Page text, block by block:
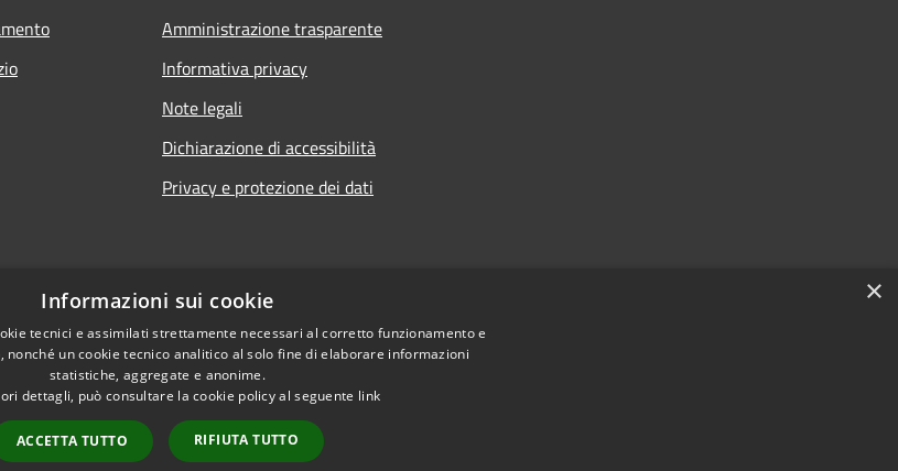
Amministrazione trasparente
Informativa privacy
Note legali
Dichiarazione di accessibilità
Privacy e protezione dei dati
×
Informazioni sui cookie
tecnici e assimilati strettamente necessari al corretto funzionamento e
nonché un cookie tecnico analitico al solo fine di elaborare informazioni
statistiche, aggregate e anonime.
dettagli, può consultare la cookie policy al seguente link
ACCETTA TUTTO RIFIUTA TUTTO